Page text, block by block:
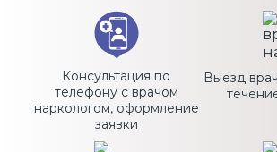
Консультация по
телефону с врачом
наркологом, оформление
заявки
Выезд